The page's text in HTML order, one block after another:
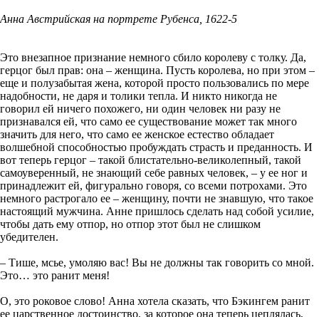
Анна Австрийская на портрете Рубенса, 1622-5
Это внезапное признание немного сбило королеву с толку. Да,
герцог был прав: она – женщина. Пусть королева, но при этом –
еще и полузабытая жена, которой просто пользовались по мере
надобности, не даря и толики тепла. И никто никогда не
говорил ей ничего похожего, ни один человек ни разу не
признавался ей, что само ее существование может так много
значить для него, что само ее женское естество обладает
волшебной способностью пробуждать страсть и преданность. И
вот теперь герцог – такой блистательно-великолепный, такой
самоуверенный, не знающий себе равных человек, – у ее ног и
принадлежит ей, фигурально говоря, со всеми потрохами. Это
немного растрогало ее – женщину, почти не знавшую, что такое
настоящий мужчина. Анне пришлось сделать над собой усилие,
чтобы дать ему отпор, но отпор этот был не слишком
убедителен.
– Тише, мсье, умоляю вас! Вы не должны так говорить со мной.
Это… это ранит меня!
О, это роковое слово! Анна хотела сказать, что Бэкингем ранит
ее царственное достоинство, за которое она теперь цеплялась,